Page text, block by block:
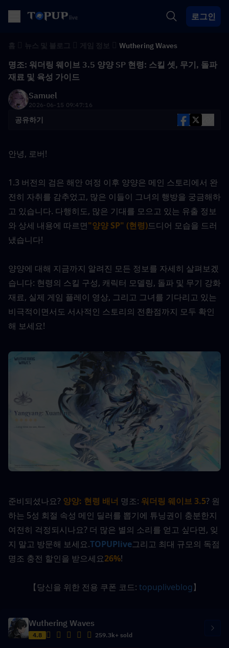
로그인
Wuthering Waves
명조: 워더링 웨이브 3.5 양양 SP 현령: 스킬 셋, 무기, 돌파
재료 및 육성 가이드
Samuel
2026-06-15 09:47:16
공유하기
안녕, 로버!
1.3 버전의 검은 해안 여정 이후 양양은 메인 스토리에서 완
전히 자취를 감추었고, 많은 이들이 그녀의 행방을 궁금해하
고 있습니다. 다행히도, 많은 기대를 모으고 있는 유출 정보
와 상세 내용에 따르면"양양 SP" (현령)드디어 모습을 드러
냈습니다!
양양에 대해 지금까지 알려진 모든 정보를 자세히 살펴보겠
습니다: 현령의 스킬 구성, 캐릭터 모델링, 돌파 및 무기 강화
재료, 실제 게임 플레이 영상, 그리고 그녀를 기다리고 있는
비극적이면서도 서사적인 스토리의 전환점까지 모두 확인
해 보세요!
준비되셨나요? 양양: 현령 배너 명조: 워더링 웨이브 3.5? 원
하는 5성 회절 속성 메인 딜러를 뽑기에 튜닝권이 충분한지
여전히 걱정되시나요? 더 많은 별의 소리를 얻고 싶다면, 잊
지 말고 방문해 보세요.TOPUPlive그리고 최대 규모의 독점
명조 충전 할인을 받으세요26%!
【당신을 위한 전용 쿠폰 코드: topupliveblog】
Wuthering Waves
4.8 259.3k+ sold